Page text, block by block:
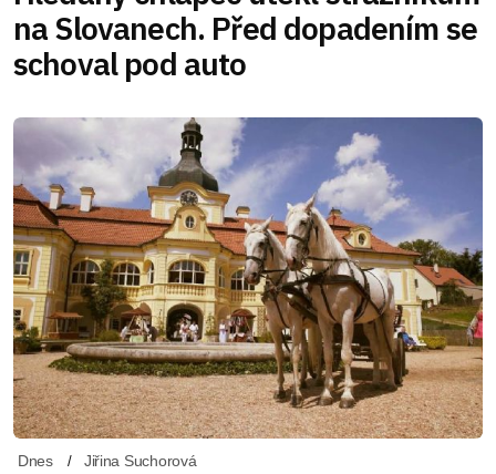
na Slovanech. Před dopadením se
schoval pod auto
Dnes Jiřina Suchorová